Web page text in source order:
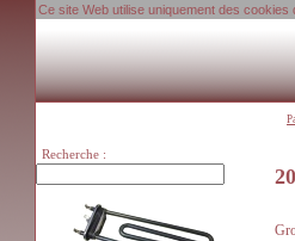
Ce site Web utilise uniquement des
Recherche :